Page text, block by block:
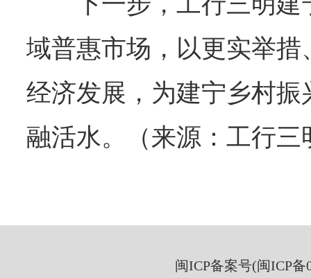
域普惠市场，以更实举
经济发展，为建宁乡村
融活水。（来源：工行三
闽ICP备案号(闽ICP备